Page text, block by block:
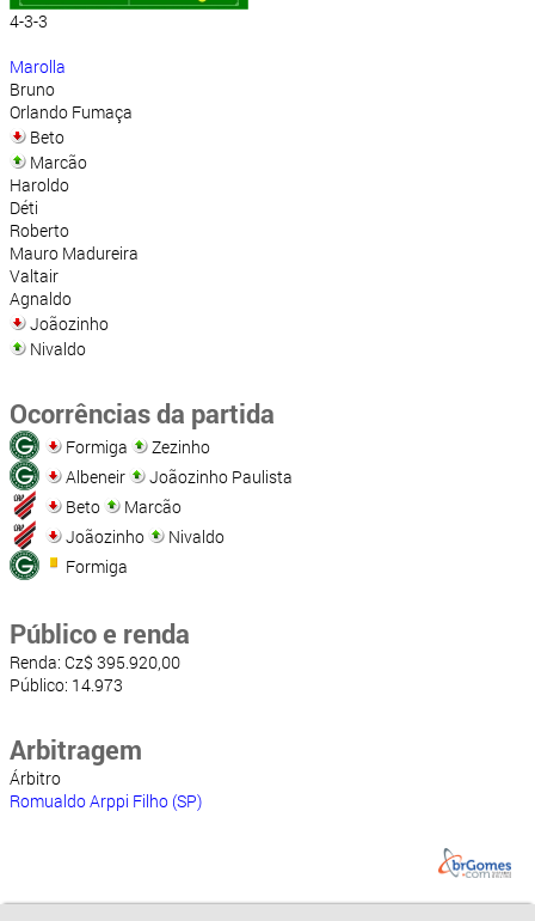
4-3-3
Marolla
Bruno
Orlando Fumaça
Beto
Marcão
Haroldo
Déti
Roberto
Mauro Madureira
Valtair
Agnaldo
Joãozinho
Nivaldo
Ocorrências da partida
Formiga
Zezinho
Albeneir
Joãozinho Paulista
Beto
Marcão
Joãozinho
Nivaldo
Formiga
Público e renda
Renda: Cz$ 395.920,00
Público: 14.973
Arbitragem
Árbitro
Romualdo Arppi Filho (SP)